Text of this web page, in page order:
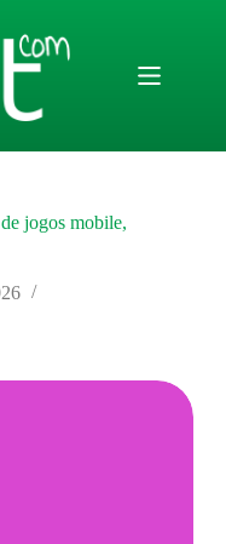
jogos mobile,